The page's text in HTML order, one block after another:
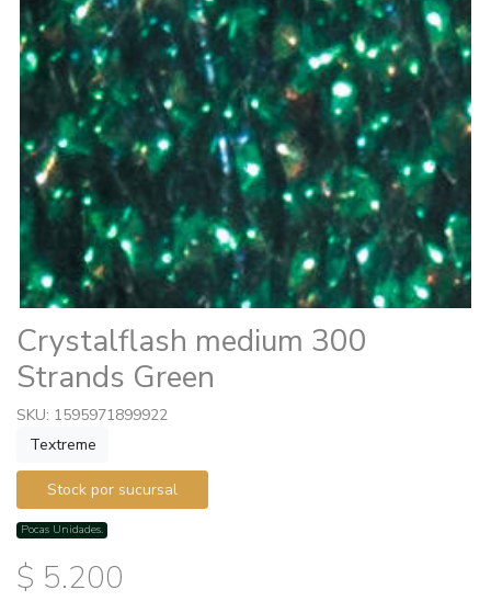
Crystalflash medium 300
Strands Green
SKU: 1595971899922
Textreme
Stock por sucursal
Pocas Unidades.
$ 5.200